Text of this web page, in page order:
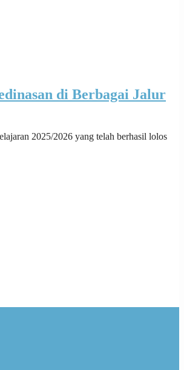
di Berbagai Jalur
2025/2026 yang telah berhasil lolos